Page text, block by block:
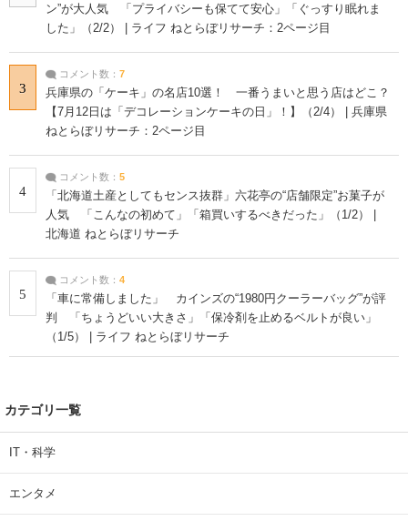
ン”が大人気 「プライバシーも保てて安心」「ぐっすり眠れま
した」（2/2） | ライフ ねとらぼリサーチ：2ページ目
3
コメント数： 7
兵庫県の「ケーキ」の名店10選！ 一番うまいと思う店はどこ？
【7月12日は「デコレーションケーキの日」！】（2/4） | 兵庫県
ねとらぼリサーチ：2ページ目
4
コメント数： 5
「北海道土産としてもセンス抜群」六花亭の“店舗限定”お菓子が
人気 「こんなの初めて」「箱買いするべきだった」（1/2） |
北海道 ねとらぼリサーチ
5
コメント数： 4
「車に常備しました」 カインズの“1980円クーラーバッグ”が評
判 「ちょうどいい大きさ」「保冷剤を止めるベルトが良い」
（1/5） | ライフ ねとらぼリサーチ
カテゴリ一覧
IT・科学
エンタメ